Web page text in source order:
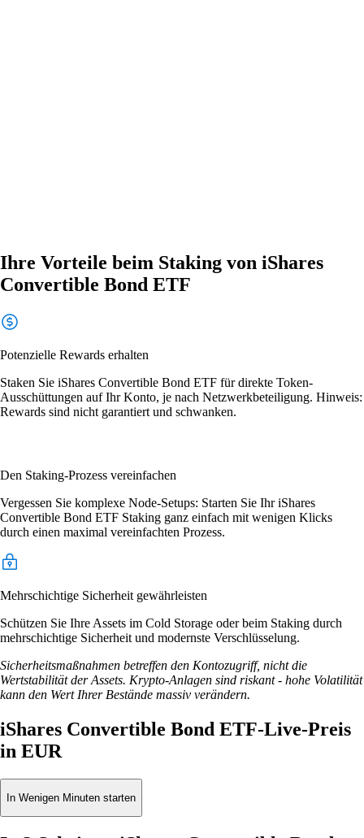
Ihre Vorteile beim Staking von iShares
Convertible Bond ETF
Potenzielle Rewards erhalten
Staken Sie iShares Convertible Bond ETF für direkte Token-
Ausschüttungen auf Ihr Konto, je nach Netzwerkbeteiligung. Hinweis:
Rewards sind nicht garantiert und schwanken.
Den Staking-Prozess vereinfachen
Vergessen Sie komplexe Node-Setups: Starten Sie Ihr iShares
Convertible Bond ETF Staking ganz einfach mit wenigen Klicks
durch einen maximal vereinfachten Prozess.
Mehrschichtige Sicherheit gewährleisten
Schützen Sie Ihre Assets im Cold Storage oder beim Staking durch
mehrschichtige Sicherheit und modernste Verschlüsselung.
Sicherheitsmaßnahmen betreffen den Kontozugriff, nicht die
Wertstabilität der Assets. Krypto-Anlagen sind riskant - hohe Volatilität
kann den Wert Ihrer Bestände massiv verändern.
iShares Convertible Bond ETF-Live-Preis
in EUR
In Wenigen Minuten starten